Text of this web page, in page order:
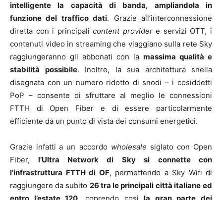
intelligente la capacità di banda, ampliandola in
funzione del traffico dati. Grazie all’interconnessione
diretta con i principalicontent providere servizi OTT, i
contenuti video in streaming che viaggiano sulla rete Sky
raggiungeranno gli abbonati con la massima qualità e
stabilità possibile. Inoltre, la sua architettura snella
disegnata con un numero ridotto di snodi – i cosiddetti
PoP – consente di sfruttare al meglio le connessioni
FTTH di Open Fiber e di essere particolarmente
efficiente da un punto di vista dei consumi energetici.
Grazie infatti a un accordo wholesale siglato con Open
Fiber,l’Ultra Network di Sky si
connette con
l’infrastruttura FTTH di OF, permettendo a Sky Wifi di
raggiungere da subito 26 tra le principali città italiane ed